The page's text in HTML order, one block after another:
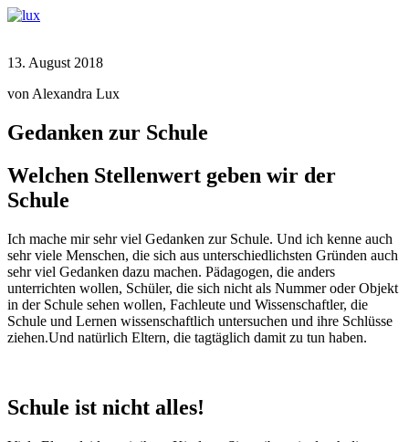
13. August 2018
von Alexandra Lux
Gedanken zur Schule
Welchen Stellenwert geben wir der
Schule
Ich mache mir sehr viel Gedanken zur Schule. Und ich kenne auch
sehr viele Menschen, die sich aus unterschiedlichsten Gründen auch
sehr viel Gedanken dazu machen. Pädagogen, die anders
unterrichten wollen, Schüler, die sich nicht als Nummer oder Objekt
in der Schule sehen wollen, Fachleute und Wissenschaftler, die
Schule und Lernen wissenschaftlich untersuchen und ihre Schlüsse
ziehen.Und natürlich Eltern, die tagtäglich damit zu tun haben.
Schule ist nicht alles!